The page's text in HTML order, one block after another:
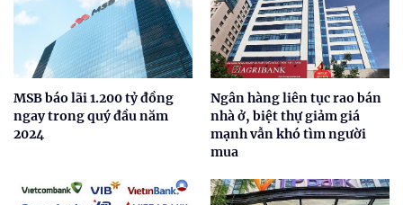
MSB báo lãi 1.200 tỷ đồng
ngay trong quý đầu năm
2024
Ngân hàng liên tục rao bán
nhà ở, biệt thự giảm giá
mạnh vẫn khó tìm người
mua